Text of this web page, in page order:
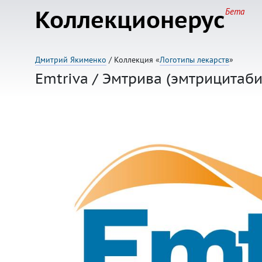
КоллекционерусБета
Дмитрий Якименко / Коллекция «Логотипы лекарств»
Emtriva / Эмтрива